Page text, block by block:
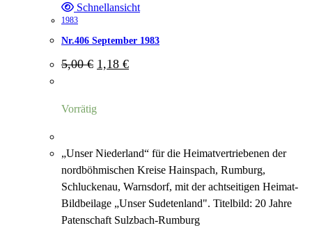
Schnellansicht
1983
Nr.406 September 1983
5,00€ Ursprünglicher
Preis
1,18 €Aktueller
Preis
Vorrätig
„Unser Niederland“ für die Heimatvertriebenen der
nordböhmischen Kreise Hainspach, Rumburg,
Schluckenau, Warnsdorf, mit der achtseitigen Heimat-
Bildbeilage „Unser Sudetenland". Titelbild: 20 Jahre
Patenschaft Sulzbach-Rumburg